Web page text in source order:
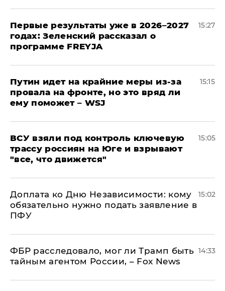
Первые результаты уже в 2026–2027
годах: Зеленский рассказал о
программе FREYJA
15:27
Путин идет на крайние меры из-за
провала на фронте, но это вряд ли
ему поможет – WSJ
15:15
ВСУ взяли под контроль ключевую
трассу россиян на Юге и взрывают
"все, что движется"
15:05
Доплата ко Дню Независимости: кому
обязательно нужно подать заявление в
ПФУ
15:02
ФБР расследовало, мог ли Трамп быть
тайным агентом России, – Fox News
14:33